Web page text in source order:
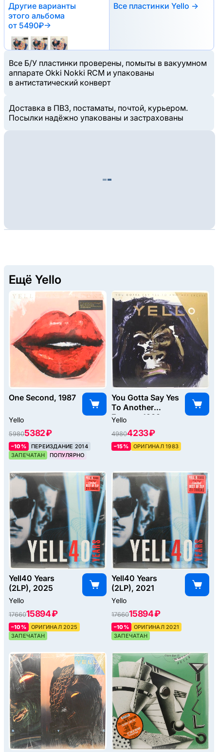
Другие варианты
этого альбома
от 5490₽→
Все пластинки Yello →
Все Б/У пластинки проверены, помыты в вакуумном
аппарате Okki Nokki RCM и упакованы
в антистатический конверт
Доставка в ПВЗ, постаматы, почтой, курьером.
Посылки надёжно упакованы и застрахованы
Ещё Yello
One Second, 1987
Yello
59805382 ₽
–10%
ПЕРЕИЗДАНИЕ 2014
ЗАПЕЧАТАН
ПОПУЛЯРНО
You Gotta Say Yes
To Another
Excess, 1983
Yello
49804233 ₽
–15% ОРИГИНАЛ 1983
Yell40 Years
(2LP), 2025
Yello
1766015894 ₽
–10%
ОРИГИНАЛ 2025
ЗАПЕЧАТАН
Yell40 Years
(2LP), 2021
Yello
1766015894 ₽
–10%
ОРИГИНАЛ 2021
ЗАПЕЧАТАН